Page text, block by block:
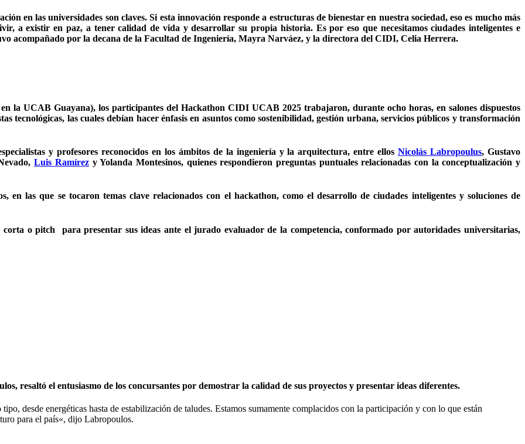
en las universidades son claves. Si esta innovación responde a estructuras de bienestar en nuestra sociedad, eso es mucho más
a existir en paz, a tener calidad de vida y desarrollar su propia historia. Es por eso que necesitamos ciudades inteligentes e
acompañado por la decana de la Facultad de Ingeniería, Mayra Narváez, y la directora del CIDI, Celia Herrera.
la UCAB Guayana), los participantes del Hackathon CIDI UCAB 2025 trabajaron, durante ocho horas, en salones dispuestos
tecnológicas, las cuales debían hacer énfasis en asuntos como sostenibilidad, gestión urbana, servicios públicos y transformación
y profesores reconocidos en los ámbitos de la ingeniería y la arquitectura, entre ellosNicolás Labropoulus, Gustavo
Luis Ramírezy Yolanda Montesinos, quienes respondieron preguntas puntuales relacionadas con la conceptualización y
en las que se tocaron temas clave relacionados con el hackathon, como el desarrollo de ciudades inteligentes y soluciones de
o pitch para presentar sus ideas ante el jurado evaluador de la competencia, conformado por autoridades universitarias,
resaltó el entusiasmo de los concursantes por demostrar la calidad de sus proyectos y presentar ideas diferentes.
desde energéticas hasta de estabilización de taludes. Estamos sumamente complacidos con la participación y con lo que están
para el país«, dijo Labropoulos.